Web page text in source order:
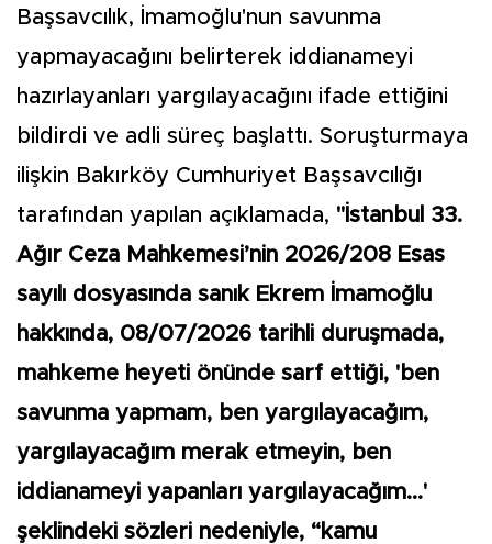
Başsavcılık, İmamoğlu'nun savunma
yapmayacağını belirterek iddianameyi
hazırlayanları yargılayacağını ifade ettiğini
bildirdi ve adli süreç başlattı. Soruşturmaya
ilişkin Bakırköy Cumhuriyet Başsavcılığı
tarafından yapılan açıklamada, "İstanbul 33.
Ağır Ceza Mahkemesi’nin 2026/208 Esas
sayılı dosyasında sanık Ekrem İmamoğlu
hakkında, 08/07/2026 tarihli duruşmada,
mahkeme heyeti önünde sarf ettiği, 'ben
savunma yapmam, ben yargılayacağım,
yargılayacağım merak etmeyin, ben
iddianameyi yapanları yargılayacağım...'
şeklindeki sözleri nedeniyle, “kamu